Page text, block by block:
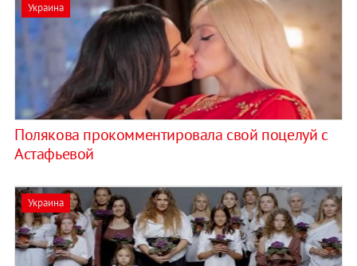
Украина
Полякова прокомментировала свой поцелуй с
Астафьевой
Украина